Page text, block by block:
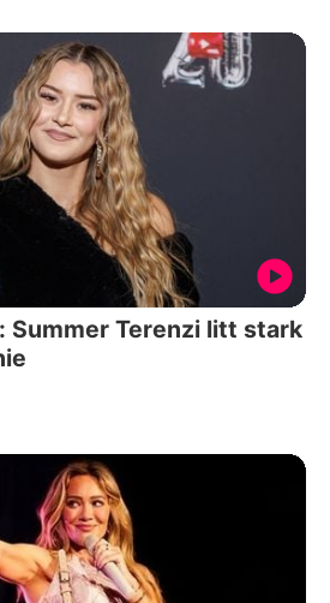
Summer Terenzi litt stark